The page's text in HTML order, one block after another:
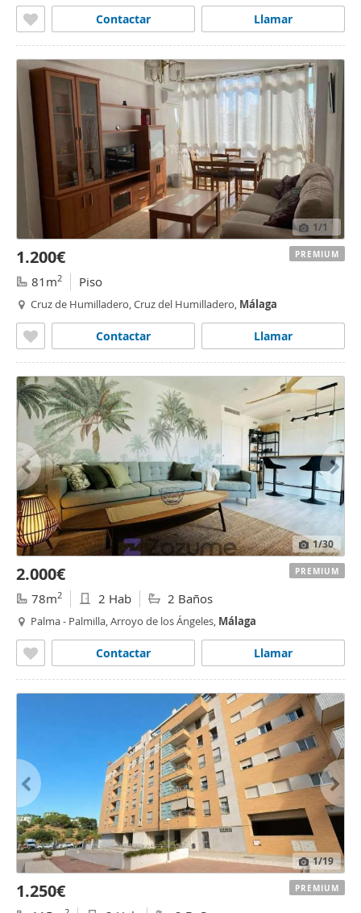
Llamar
Contactar
1/1
1.200€
81m2 Piso
Cruz de Humilladero, Cruz del Humilladero, Málaga
Llamar
Contactar
PREMIUM
1/30
2.000€
78m2 2 Hab 2 Baños
Palma - Palmilla, Arroyo de los Ángeles, Málaga
Llamar
Contactar
PREMIUM
1/19
1.250€ PREMIUM